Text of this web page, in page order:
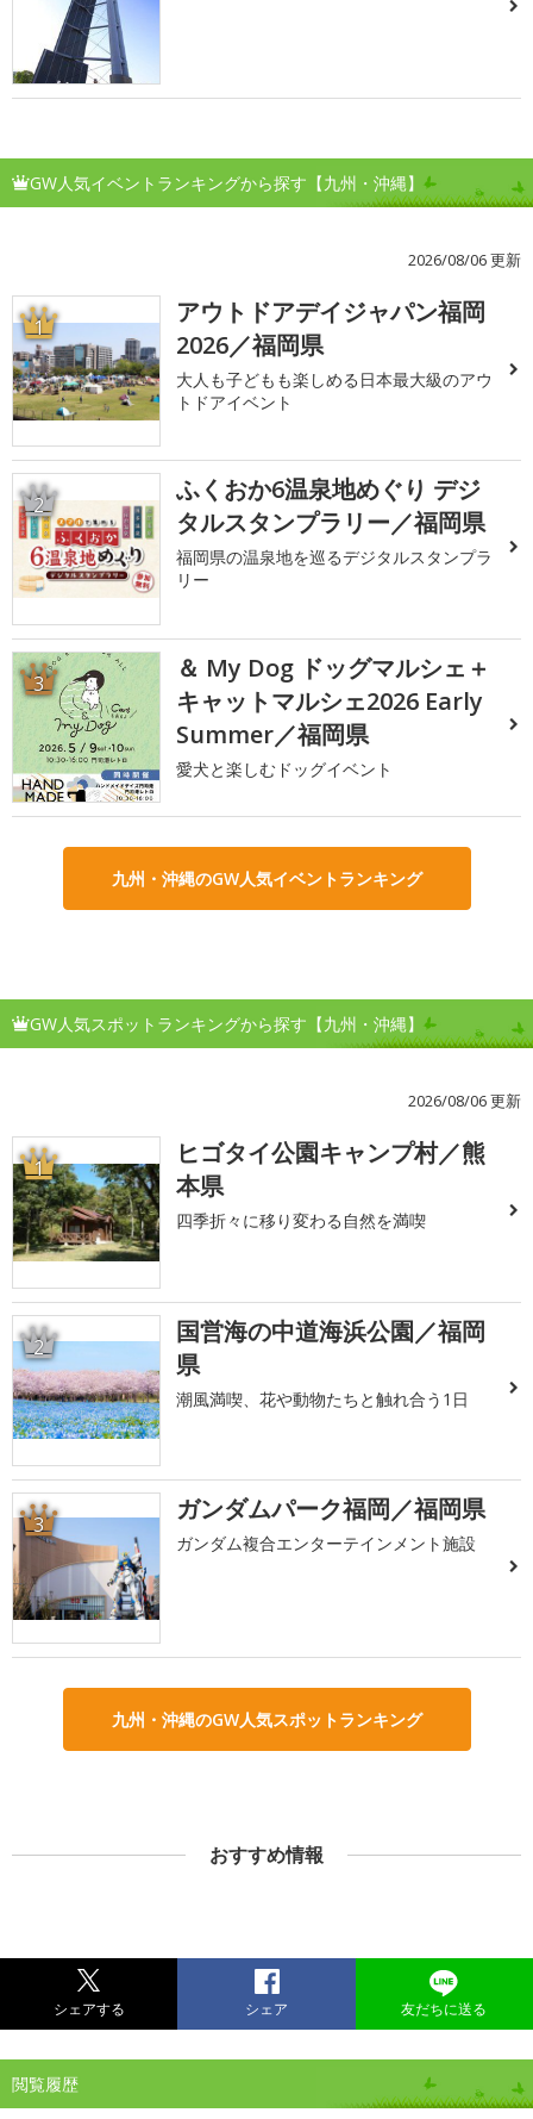
GW人気イベントランキングから探す【九州・沖縄】
2026/08/06 更新
1
アウトドアデイジャパン福岡
2026／福岡県
大人も子どもも楽しめる日本最大級のアウ
トドアイベント
2
ふくおか6温泉地めぐり デジ
タルスタンプラリー／福岡県
福岡県の温泉地を巡るデジタルスタンプラ
リー
3
＆ My Dog ドッグマルシェ＋
キャットマルシェ2026 Early
Summer／福岡県
愛犬と楽しむドッグイベント
九州・沖縄のGW人気イベントランキング
GW人気スポットランキングから探す【九州・沖縄】
2026/08/06 更新
1
ヒゴタイ公園キャンプ村／熊
本県
四季折々に移り変わる自然を満喫
2
国営海の中道海浜公園／福岡
県
潮風満喫、花や動物たちと触れ合う1日
3 ガンダムパーク福岡／福岡県
ガンダム複合エンターテインメント施設
九州・沖縄のGW人気スポットランキング
おすすめ情報
シェアする シェア 友だちに送る
閲覧履歴